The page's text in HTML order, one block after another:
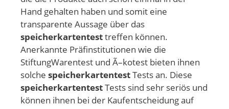
Hand gehalten haben und somit eine
transparente Aussage über das
speicherkartentesttreffen können.
Anerkannte Präfinstitutionen wie die
StiftungWarentest und Ã–kotest bieten ihnen
solche speicherkartentestTests an. Diese
speicherkartentestTests sind sehr seriös und
können ihnen bei der Kaufentscheidung auf